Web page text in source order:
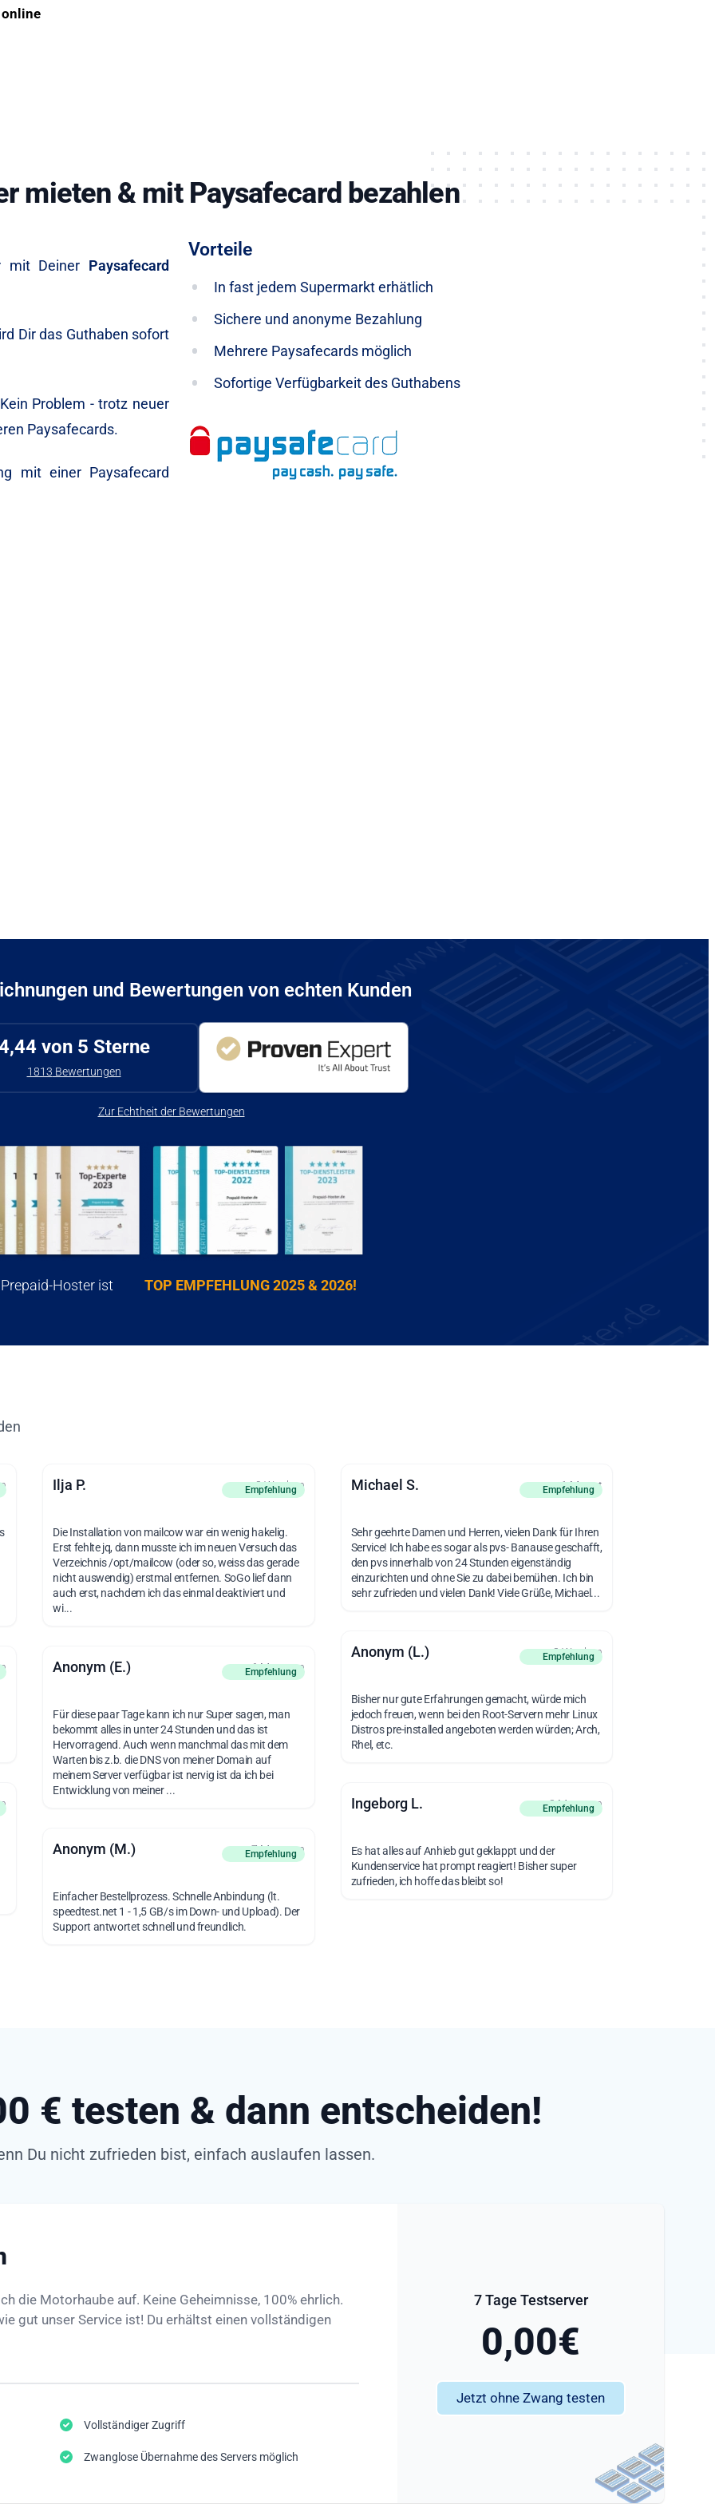
mieten & mit Paysafecard bezahlen
mit Deiner Paysafecard
Dir das Guthaben sofort
Problem - trotz neuer
Paysafecards.
mit einer Paysafecard
Vorteile
In fast jedem Supermarkt erhätlich
Sichere und anonyme Bezahlung
Mehrere Paysafecards möglich
Sofortige Verfügbarkeit des Guthabens
und Bewertungen von echten Kunden
von 5 Sterne
1813 Bewertungen
Zur Echtheit der Bewertungen
Prepaid-Hoster ist TOP EMPFEHLUNG 2025 & 2026!
Empfehlung
Ilja P. vor 3 Wochen
Die Installation von mailcow war ein wenig hakelig.
Erst fehlte jq, dann musste ich im neuen Versuch das
Verzeichnis /opt/mailcow (oder so, weiss das gerade
nicht auswendig) erstmal entfernen. SoGo lief dann
auch erst, nachdem ich das einmal deaktiviert und
wi...
Empfehlung
Anonym (E.) vor 6 Monaten
Für diese paar Tage kann ich nur Super sagen, man
bekommt alles in unter 24 Stunden und das ist
Hervorragend. Auch wenn manchmal das mit dem
Warten bis z.b. die DNS von meiner Domain auf
meinem Server verfügbar ist nervig ist da ich bei
Entwicklung von meiner ...
Empfehlung
Anonym (M.) vor 7 Monaten
Einfacher Bestellprozess. Schnelle Anbindung (lt.
speedtest.net 1 - 1,5 GB/s im Down- und Upload). Der
Support antwortet schnell und freundlich.
Empfehlung
Michael S. vor 1 Monat
Sehr geehrte Damen und Herren, vielen Dank für Ihren
Service! Ich habe es sogar als pvs- Banause geschafft,
den pvs innerhalb von 24 Stunden eigenständig
einzurichten und ohne Sie zu dabei bemühen. Ich bin
sehr zufrieden und vielen Dank! Viele Grüße, Michael...
Empfehlung
Anonym (L.) vor 3 Wochen
Bisher nur gute Erfahrungen gemacht, würde mich
jedoch freuen, wenn bei den Root-Servern mehr Linux
Distros pre-installed angeboten werden würden; Arch,
Rhel, etc.
Empfehlung
Ingeborg L. vor 3 Monaten
Es hat alles auf Anhieb gut geklappt und der
Kundenservice hat prompt reagiert! Bisher super
zufrieden, ich hoffe das bleibt so!
€ testen & dann entscheiden!
Du nicht zufrieden bist, einfach auslaufen lassen.
die Motorhaube auf. Keine Geheimnisse, 100% ehrlich.
gut unser Service ist! Du erhältst einen vollständigen
Vollständiger Zugriff
Zwanglose Übernahme des Servers möglich
7 Tage Testserver
0,00€
Jetzt ohne Zwang testen